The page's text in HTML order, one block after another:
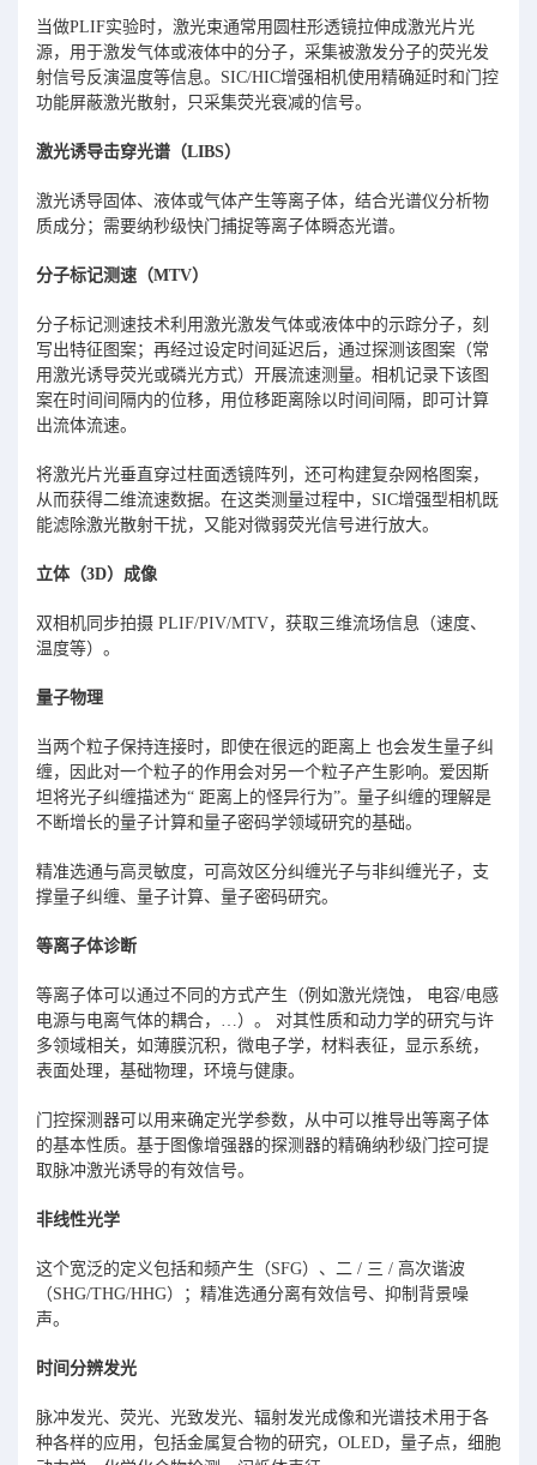
当做PLIF实验时，激光束通常用圆柱形透镜拉伸成激光片光
源，用于激发气体或液体中的分子，采集被激发分子的荧光发
射信号反演温度等信息。SIC/HIC增强相机使用精确延时和门控
功能屏蔽激光散射，只采集荧光衰减的信号。
激光诱导击穿光谱（LIBS）
激光诱导固体、液体或气体产生等离子体，结合光谱仪分析物
质成分；需要纳秒级快门捕捉等离子体瞬态光谱。
分子标记测速（MTV）
分子标记测速技术利用激光激发气体或液体中的示踪分子，刻
写出特征图案；再经过设定时间延迟后，通过探测该图案（常
用激光诱导荧光或磷光方式）开展流速测量。相机记录下该图
案在时间间隔内的位移，用位移距离除以时间间隔，即可计算
出流体流速。
将激光片光垂直穿过柱面透镜阵列，还可构建复杂网格图案，
从而获得二维流速数据。在这类测量过程中，SIC增强型相机既
能滤除激光散射干扰，又能对微弱荧光信号进行放大。
立体（3D）成像
双相机同步拍摄 PLIF/PIV/MTV，获取三维流场信息（速度、
温度等）。
量子物理
当两个粒子保持连接时，即使在很远的距离上 也会发生量子纠
缠，因此对一个粒子的作用会对另一个粒子产生影响。爱因斯
坦将光子纠缠描述为“ 距离上的怪异行为”。量子纠缠的理解是
不断增长的量子计算和量子密码学领域研究的基础。
精准选通与高灵敏度，可高效区分纠缠光子与非纠缠光子，支
撑量子纠缠、量子计算、量子密码研究。
等离子体诊断
等离子体可以通过不同的方式产生（例如激光烧蚀， 电容/电感
电源与电离气体的耦合，…）。 对其性质和动力学的研究与许
多领域相关，如薄膜沉积，微电子学，材料表征，显示系统，
表面处理，基础物理，环境与健康。
门控探测器可以用来确定光学参数，从中可以推导出等离子体
的基本性质。基于图像增强器的探测器的精确纳秒级门控可提
取脉冲激光诱导的有效信号。
非线性光学
这个宽泛的定义包括和频产生（SFG）、二 / 三 / 高次谐波
（SHG/THG/HHG）；精准选通分离有效信号、抑制背景噪
声。
时间分辨发光
脉冲发光、荧光、光致发光、辐射发光成像和光谱技术用于各
种各样的应用，包括金属复合物的研究，OLED，量子点，细胞